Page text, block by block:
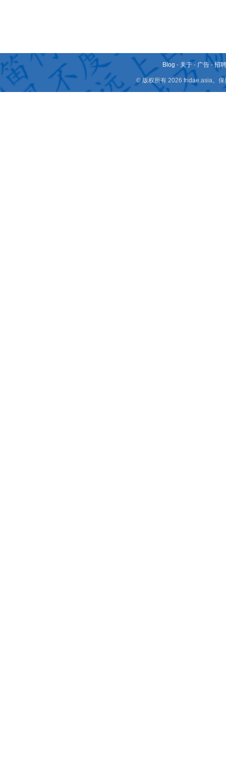
Blog - 关于 - 广告 -招
© 版权所有 2026 fridae.asia。